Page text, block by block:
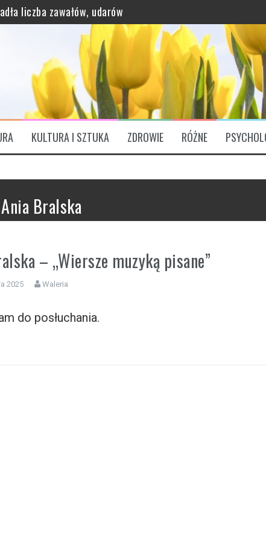
liczba zawałów, udarów
bogaty profil odżywczy
„Są Świętym Graalem”
KULTURA I SZTUKA ZDROWIE RÓŻNE
Ania Bralska
– „Wiersze muzyką pisane”
2025 Waleria
do posłuchania.